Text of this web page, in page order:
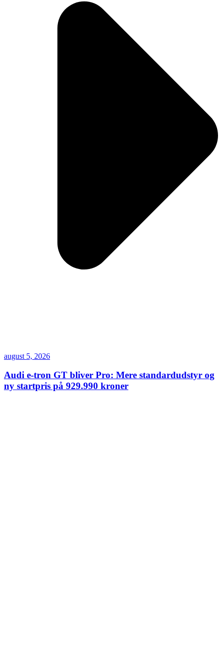
august 5, 2026
Audi e-tron GT bliver Pro: Mere standardudstyr og
ny startpris på 929.990 kroner